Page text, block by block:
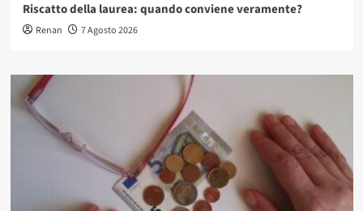
Riscatto della laurea: quando conviene veramente?
Renan 7 Agosto 2026